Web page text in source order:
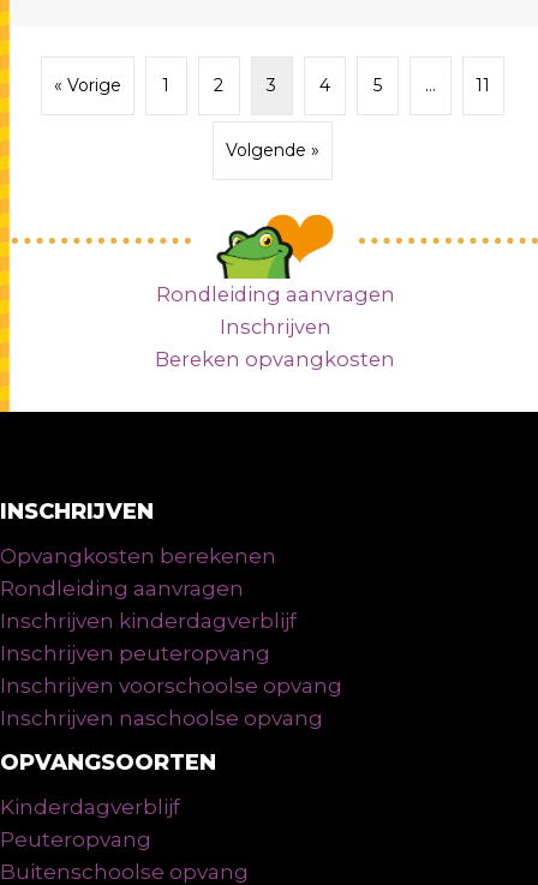
« Vorige 1 2 3 4 5 … 11
Volgende »
Rondleiding aanvragen
Inschrijven
Bereken opvangkosten
INSCHRIJVEN
Opvangkosten berekenen
Rondleiding aanvragen
Inschrijven kinderdagverblijf
Inschrijven peuteropvang
Inschrijven voorschoolse opvang
Inschrijven naschoolse opvang
OPVANGSOORTEN
Kinderdagverblijf
Peuteropvang
Buitenschoolse opvang